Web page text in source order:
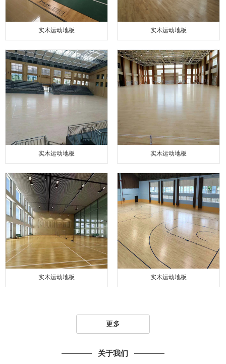
实木运动地板 实木运动地板
实木运动地板 实木运动地板
实木运动地板 实木运动地板
更多
关于我们